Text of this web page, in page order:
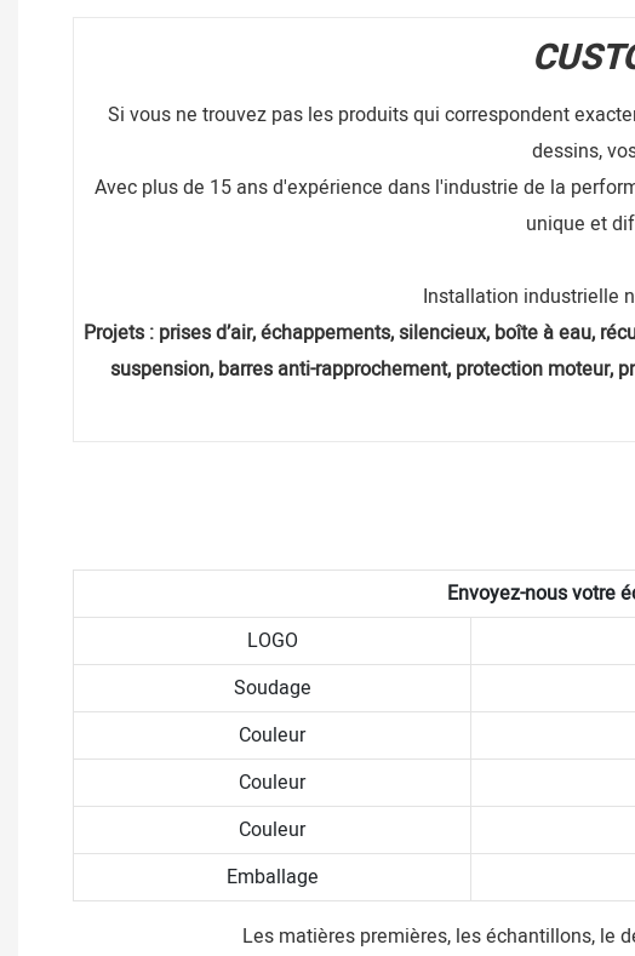
Si vous ne trouvez pas les produits qui correspondent
dessins,
Avec plus de 15 ans d'expérience dans l'industrie de la
unique et
Installation industrielle
Projets : prises d’air, échappements, silencieux, boîte à eau,
suspension, barres anti-rapprochement, protection moteur,
Envoyez-nous votre
LOGO
Soudage
Couleur
Couleur
Couleur
Emballage
Les matières premières, les échantillons, le